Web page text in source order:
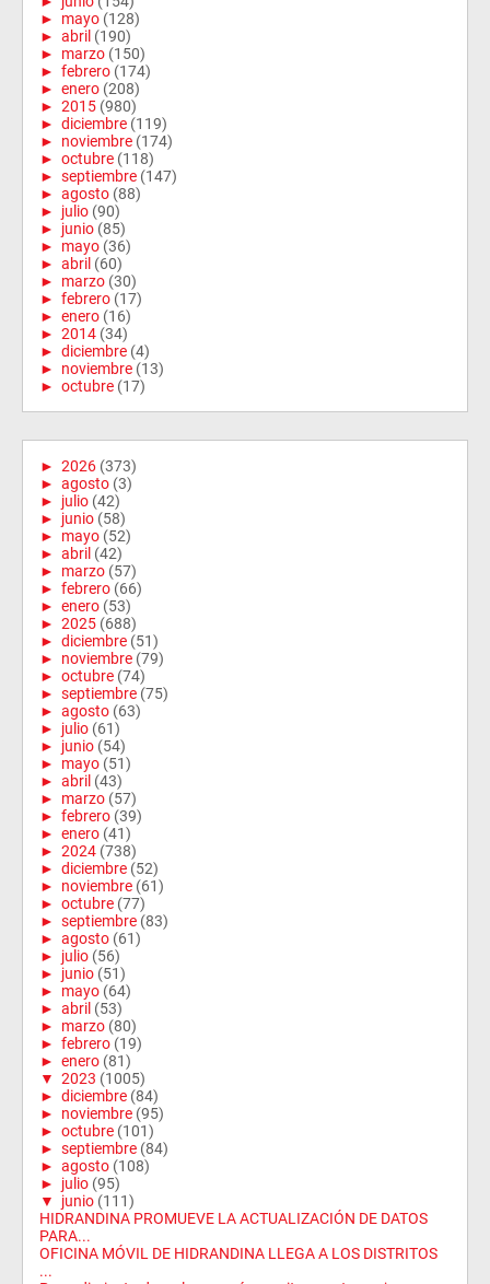
► mayo (128)
► abril (190)
► marzo (150)
► febrero (174)
► enero (208)
► 2015 (980)
► diciembre (119)
► noviembre (174)
► octubre (118)
► septiembre (147)
► agosto (88)
► julio (90)
► junio (85)
► mayo (36)
► abril (60)
► marzo (30)
► febrero (17)
► enero (16)
► 2014 (34)
► diciembre (4)
► noviembre (13)
► octubre (17)
► 2026 (373)
► agosto (3)
► julio (42)
► junio (58)
► mayo (52)
► abril (42)
► marzo (57)
► febrero (66)
► enero (53)
► 2025 (688)
► diciembre (51)
► noviembre (79)
► octubre (74)
► septiembre (75)
► agosto (63)
► julio (61)
► junio (54)
► mayo (51)
► abril (43)
► marzo (57)
► febrero (39)
► enero (41)
► 2024 (738)
► diciembre (52)
► noviembre (61)
► octubre (77)
► septiembre (83)
► agosto (61)
► julio (56)
► junio (51)
► mayo (64)
► abril (53)
► marzo (80)
► febrero (19)
► enero (81)
▼ 2023 (1005)
► diciembre (84)
► noviembre (95)
► octubre (101)
► septiembre (84)
► agosto (108)
► julio (95)
▼
junio (111)
HIDRANDINA PROMUEVE LA ACTUALIZACIÓN DE DATOS
PARA...
OFICINA MÓVIL DE HIDRANDINA LLEGA A LOS DISTRITOS
...